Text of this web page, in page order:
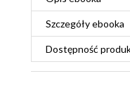
Szczegółyebooka
Dostępność